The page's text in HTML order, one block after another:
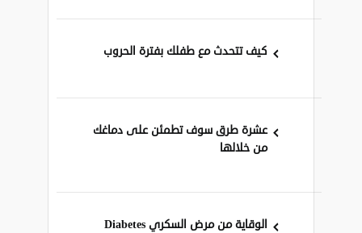
كيف تتحدث مع طفلك بفترة الحروب
عشرة طرق سوف تطمئن على دماغك
من خلالها
الوقاية من مرض السكري Diabetes